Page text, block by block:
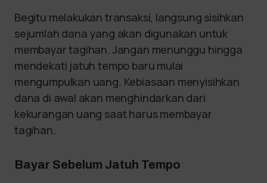
Begitu melakukan transaksi, langsung sisihkan
sejumlah dana yang akan digunakan untuk
membayar tagihan. Jangan menunggu hingga
mendekati jatuh tempo baru mulai
mengumpulkan uang. Kebiasaan menyisihkan
dana di awal akan menghindarkan dari
kekurangan uang saat harus membayar
tagihan.
Bayar Sebelum Jatuh Tempo